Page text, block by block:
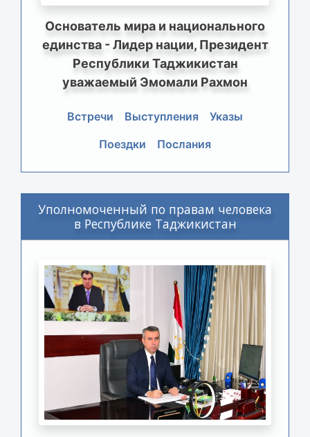
Основатель мира и национального
единства - Лидер нации, Президент
Республики Таджикистан
уважаемый Эмомали Рахмон
Встречи Выступления
Указы
Поездки
Послания
Уполномоченный по правам человека
в Республике Таджикистан